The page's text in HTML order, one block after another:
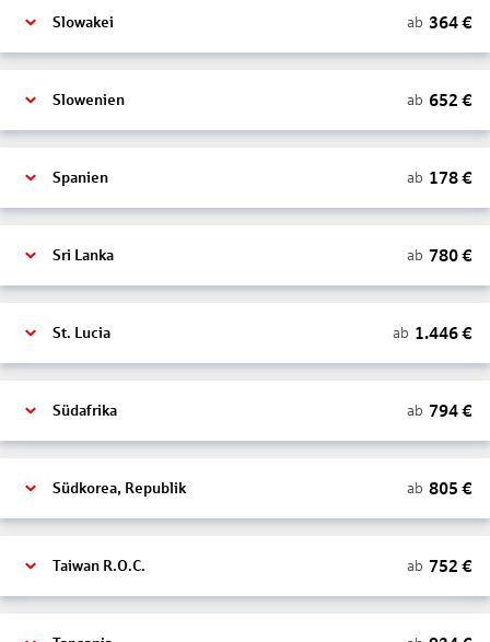
Slowakei ab 364€
Slowenien ab 652 €
Spanien ab 178€
Sri Lanka ab 780€
St. Lucia ab 1.446€
Südafrika ab 794€
Südkorea, Republik ab 805 €
Taiwan R.O.C. ab 752 €